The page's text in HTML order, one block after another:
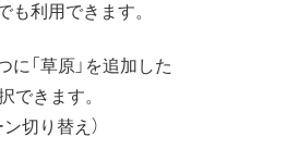
も利用できます。
「草原」を追加した
できます。
切り替え）